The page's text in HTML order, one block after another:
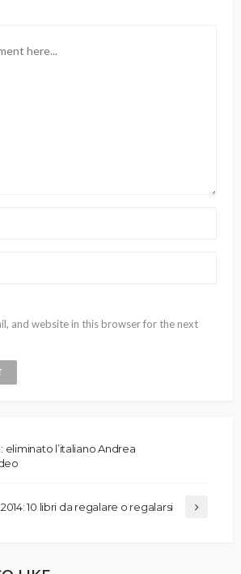
and website in this browser for the next
eliminato l’italiano Andrea
10 libri da regalare o regalarsi